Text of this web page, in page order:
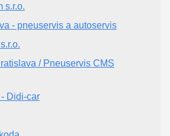
s.r.o.
- pneuservis a autoservis
/ Pneuservis CMS
Didi-car